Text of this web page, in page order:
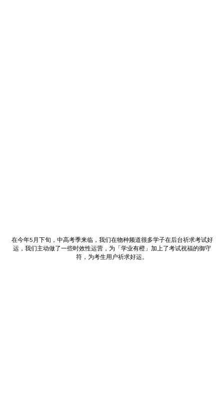
在今年5月下旬，中高考季来临，我们在物种频道很多学子在后台祈求考试好
运，我们主动做了一些时效性运营，为「学业有橙」加上了考试祝福的御守
符，为考生用户祈求好运。